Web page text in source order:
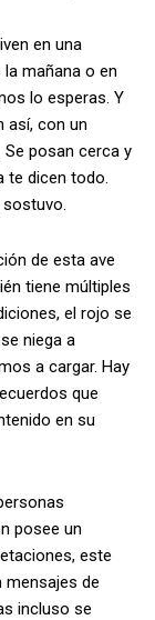
en una
mañana o en
lo esperas. Y
así, con un
posan cerca y
te dicen todo.
sostuvo.
de esta ave
tiene múltiples
el rojo se
niega a
a cargar. Hay
que
en su
posee un
este
de
incluso se